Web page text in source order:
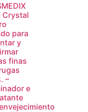
Crystal
para
y
finas
–
e